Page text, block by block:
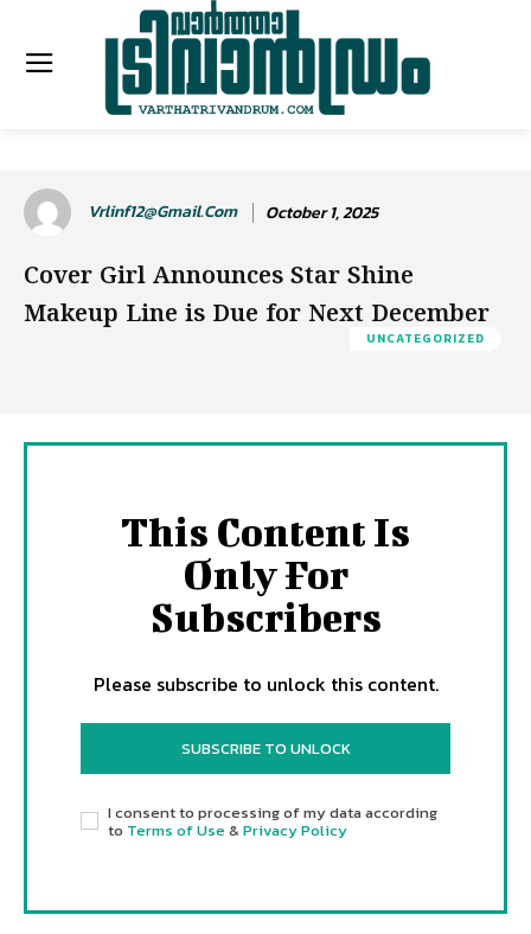
Vrlinf12@gmail.com October 1, 2025
Cover Girl Announces Star Shine
Makeup Line is Due for Next December
UNCATEGORIZED
This Content Is
Only For
Subscribers
Please subscribe to unlock this content.
SUBSCRIBE TO UNLOCK
I consent to processing of my data according
to Terms of Use& Privacy Policy